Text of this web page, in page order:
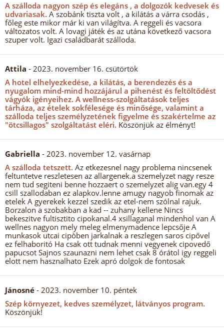
A szálloda nagyon szép és elegáns , a dolgozók kedvesek és
udvariasak. A szobánk tiszta volt , a kilátás a várra csodás ,
főleg este mikor már ki van világítva. A reggeli és vacsora
változatos volt. A lovagi játék és az utána következő vacsora
szuper volt. Igazi családbarát szálloda.
Attila - 2023. november 16. csütörtök
A hotel elhelyezkedése, a kilátás, a berendezés és a
nyugalom mind-mind hozzájárul a pihenést és feltöltődést
vágyók igényeihez. A wellness-szolgáltatások teljes
tárháza, az ételek sokfélesége és minősége, valamint a
szálloda teljes személyzetének figyelme és szakértelme az
"ötcsillagos" szolgáltatást eléri. Köszönjük az élményt!
Gabriella - 2023. november 12. vasárnap
A szálloda tetszett. Az etkezesnel nagy problema nincsenek
feltuntetve reszletesen az allargenek.a szemelyzet nagy resze
nem tud segiteni benne hozzaert o szemelyzet alig van.egy 4
csill szallodaban ez alapkov.lenne amugy nagyob finomak az
etelek A gyerekek kezzel szedik az etel-nem szólnal rajuk.
Borzalon a szobakban a kad -- zuhany kellene Nincs
bekeszitve fultisztito cipokanal.4 xsillaganal mindenhol van A
wellnes nagyon mely meleg elmenymadence lepcsője A
munkasok utcai cipòben jarkalnak a reszlegen saros cipővel
ez felhaboritó Ha csak ott tudnak menni vegyenek cipovedő
papucsot Sajnos szaunazni nem lehet csak 8 órátol igy reggeli
elott nem hasznalhato Ezek apró dolgok de fontosak
Jánosné - 2023. november 10. péntek
Szép környezet, kedves személyzet, látványos program.
Köszönjük!